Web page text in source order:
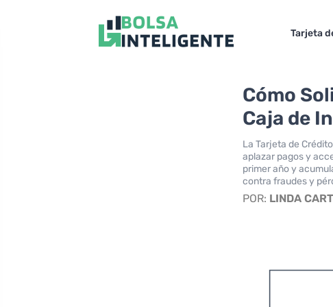
Tarjeta
Cómo
Caja de
La Tarjeta de
aplazar pagos y
primer año y
contra fraudes y
POR: LINDA